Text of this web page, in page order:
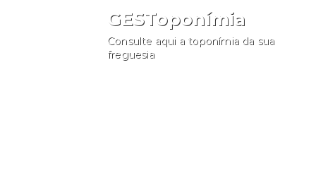
GESToponímia
Consulte aqui a toponímia da sua
freguesia